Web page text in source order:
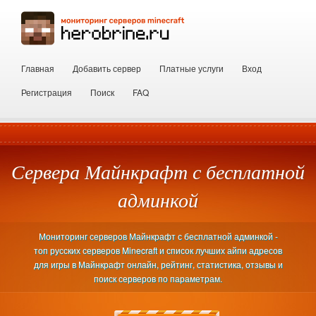
Главная Добавить сервер Платные услуги
Вход
Регистрация
Поиск FAQ
Сервера Майнкрафт с бесплатной
админкой
Мониторинг серверов Майнкрафт с бесплатной админкой -
топ русских серверов Minecraft и список лучших айпи адресов
для игры в Майнкрафт онлайн, рейтинг, статистика, отзывы и
поиск серверов по параметрам.